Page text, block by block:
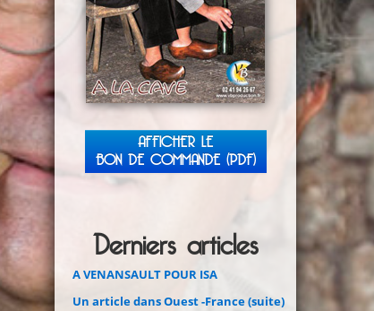
AFFICHER LE
BON DE COMMANDE (PDF)
Derniers articles
A VENANSAULT POUR ISA
Un article dans Ouest -France (suite)